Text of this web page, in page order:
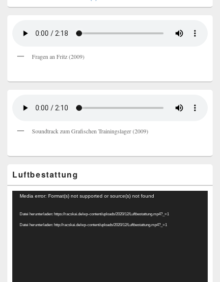
Fragen an Fritz (2009)
Soundtrack zum Grafischen Trainingslager (2009)
Luftbestattung
Video-
Media error: Format(s) not supported or source(s) not found
Datei herunterladen: https://racskai.de/wp-content/uploads/2020/12/Luftbestattung.mp4?_=1
Datei herunterladen: http://racskai.de/wp-content/uploads/2020/12/Luftbestattung.mp4?_=1